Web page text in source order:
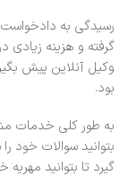
رسیدگی به دادخواست
گرفته و هزینه زیادی
وکیل آنلاین پیش
بود.
به طور کلی خدمات
بتوانید سوالات خود
گیرد تا بتوانید